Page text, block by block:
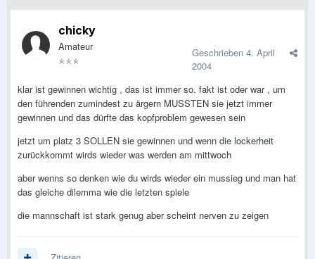
chicky
Amateur Geschrieben 4. April
2004
klar ist gewinnen wichtig , das ist immer so. fakt ist oder war , um
den führenden zumindest zu ärgern MUSSTEN sie jetzt immer
gewinnen und das dürfte das kopfproblem gewesen sein
jetzt um platz 3 SOLLEN sie gewinnen und wenn die lockerheit
zurückkommt wirds wieder was werden am mittwoch
aber wenns so denken wie du wirds wieder ein mussieg und man hat
das gleiche dilemma wie die letzten spiele
die mannschaft ist stark genug aber scheint nerven zu zeigen